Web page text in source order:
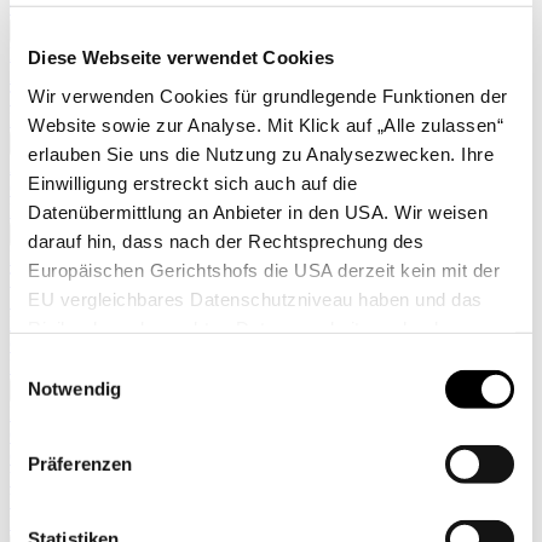
Diese Webseite verwendet Cookies
Wir verwenden Cookies für grundlegende Funktionen der
Website sowie zur Analyse. Mit Klick auf „Alle zulassen“
erlauben Sie uns die Nutzung zu Analysezwecken. Ihre
Einwilligung erstreckt sich auch auf die
Datenübermittlung an Anbieter in den USA. Wir weisen
darauf hin, dass nach der Rechtsprechung des
Europäischen Gerichtshofs die USA derzeit kein mit der
EU vergleichbares Datenschutzniveau haben und das
jederzeit in den Cookie-Einstellungen, in denen Sie auch
weitere Details zu unseren Cookies finden, widerrufen
oder abstufen. Nähere Informationen zu Cookies finden
Sie in unserer Datenschutzerklärung.
Notwendig
Präferenzen
Grabegabeln
Radhacken
Terrateck Zubehör
Lucko Zubehör
Mehr anzeigen >>
Anzucht
Quickpot Platten
Pflanztöpfe
Mehr anzeigen >>
Tropfbewässerung
Schlauchwagen & -abroller
Mehr anzeigen >>
Obstkisten